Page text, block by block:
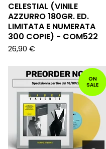
CELESTIAL (VINILE
AZZURRO 180GR. ED.
LIMITATA E NUMERATA
300 COPIE) - COM522
26,90 €
ON
SALE